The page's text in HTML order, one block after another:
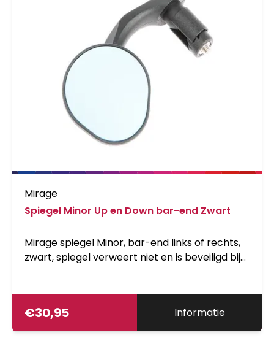
Mirage
Spiegel Minor Up en Down bar-end Zwart
Mirage spiegel Minor, bar-end links of rechts,
zwart, spiegel verweert niet en is beveiligd bij
€30,95 Informatie